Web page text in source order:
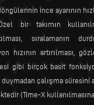
ince ayarının
bir takımın
sıralamanın
hızının artırılması,
gibi birçok basit
çalışma süresini
(Time-X